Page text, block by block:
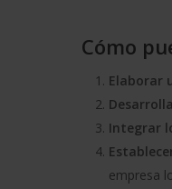
Cómo
Elaborar
Integrar
empresa